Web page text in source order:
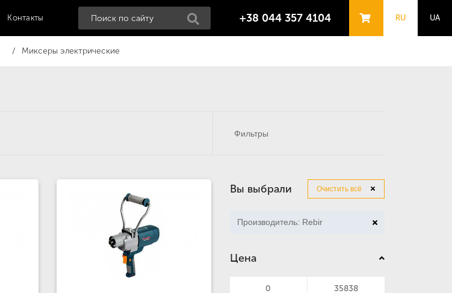
Контакты +38 044 357 4104 RU UA
Миксеры электрические
Вы выбрали Очистить всё
Производитель: Rebir
Цена
Фильтры